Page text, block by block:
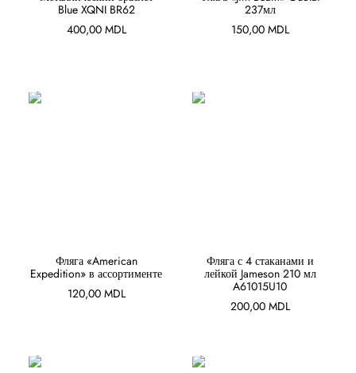
Blue XQNI BR62
400,00 MDL
237мл
150,00 MDL
В КОРЗИНУ
Фляга «American
Expedition» в ассортименте
120,00 MDL
В КОРЗИНУ
Фляга с 4 стаканами и
лейкой Jameson 210 мл
A61015U10
200,00 MDL